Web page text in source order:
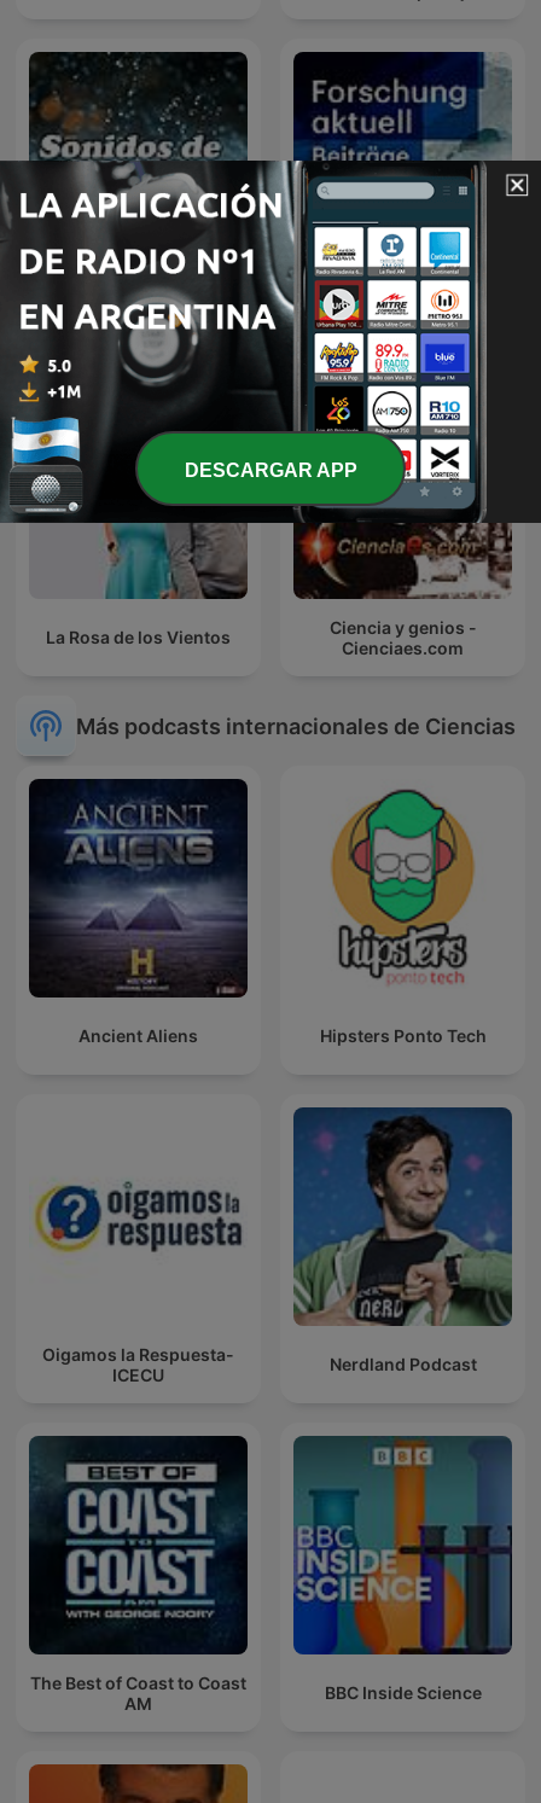
Sonidos de Lluvia Forschung aktuell
La Rosa de los Vientos
Ciencia y genios -
Cienciaes.com
Más podcasts internacionales de Ciencias
Ancient Aliens Hipsters Ponto Tech
Oigamos la Respuesta-
ICECU
Nerdland Podcast
The Best of Coast to Coast
AM
BBC Inside Science
DESCARGAR APP